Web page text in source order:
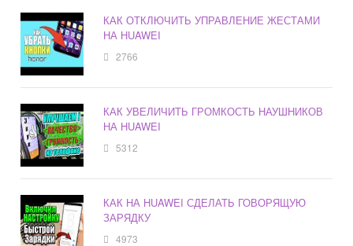
КАК ОТКЛЮЧИТЬ УПРАВЛЕНИЕ ЖЕСТАМИ
НА HUAWEI
2766
КАК УВЕЛИЧИТЬ ГРОМКОСТЬ НАУШНИКОВ
НА HUAWEI
5312
КАК НА HUAWEI СДЕЛАТЬ ГОВОРЯЩУЮ
ЗАРЯДКУ
4973